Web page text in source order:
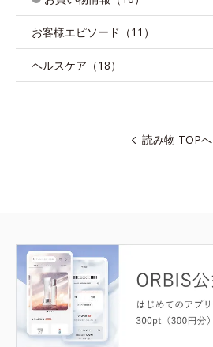
お客様エピソード（11）
ヘルスケア（18）
読み物 TOPへ